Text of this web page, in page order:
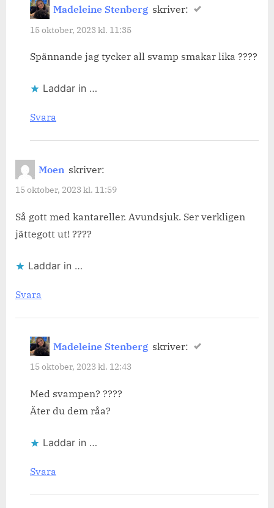
Madeleine Stenberg skriver:
15 oktober, 2023 kl. 11:35
Spännande jag tycker all svamp smakar lika ????
Laddar in …
Svara
Moen skriver:
15 oktober, 2023 kl. 11:59
Så gott med kantareller. Avundsjuk. Ser verkligen
jättegott ut! ????
Laddar in …
Svara
Madeleine Stenberg skriver:
15 oktober, 2023 kl. 12:43
Med svampen? ????
Äter du dem råa?
Laddar in …
Svara